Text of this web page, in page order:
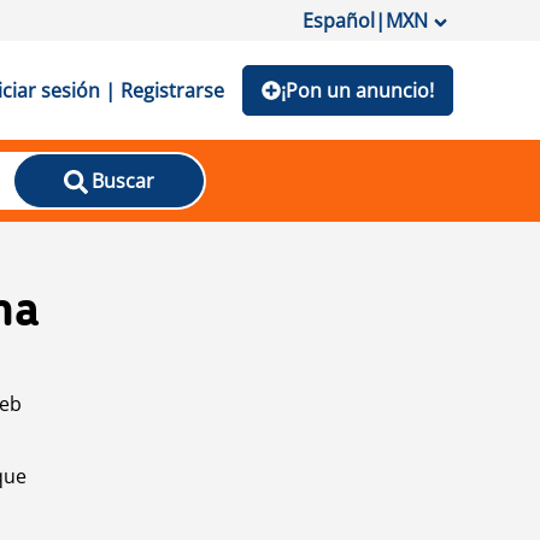
Español|MXN
sesión | Registrarse ¡Pon un anuncio!
Buscar